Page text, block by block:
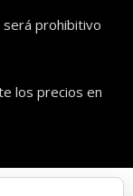
será prohibitivo
los precios en